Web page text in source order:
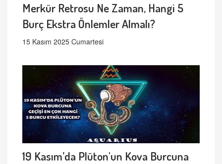
Merkür Retrosu Ne Zaman, Hangi 5
Burç Ekstra Önlemler Almalı?
15 Kasım 2025 Cumartesi
19 Kasım’da Plüton'un Kova Burcuna